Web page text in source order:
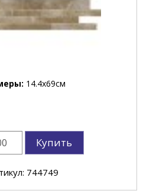
14.4x69см
Купить
744749